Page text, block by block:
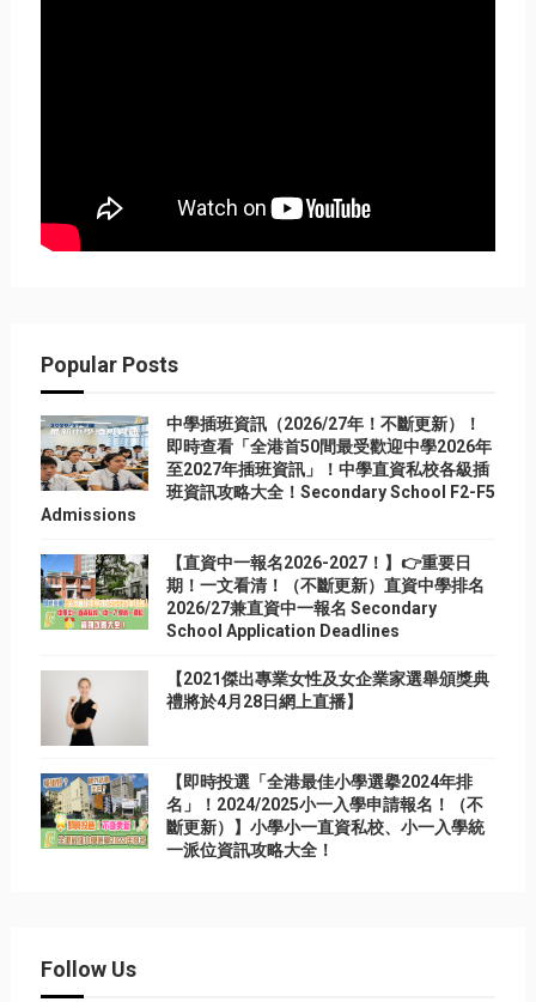
Popular Posts
中學插班資訊（2026/27年！不斷更新）！
即時查看「全港首50間最受歡迎中學2026年
至2027年插班資訊」！中學直資私校各級插
班資訊攻略大全！Secondary School F2-F5
Admissions
【直資中一報名2026-2027！】👉重要日
期！一文看清！（不斷更新）直資中學排名
2026/27兼直資中一報名 Secondary
School Application Deadlines
【2021傑出專業女性及女企業家選舉頒獎典
禮將於4月28日網上直播】
【即時投選「全港最佳小學選擧2024年排
名」！2024/2025小一入學申請報名！（不
斷更新）】小學小一直資私校、小一入學統
一派位資訊攻略大全！
Follow Us